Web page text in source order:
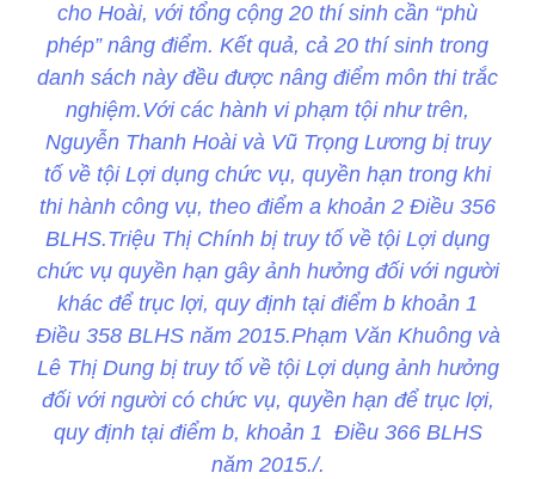
cho Hoài, với tổng cộng 20 thí sinh cần “phù
phép” nâng điểm. Kết quả, cả 20 thí sinh trong
danh sách này đều được nâng điểm môn thi trắc
nghiệm.Với các hành vi phạm tội như trên,
Nguyễn Thanh Hoài và Vũ Trọng Lương bị truy
tố về tội Lợi dụng chức vụ, quyền hạn trong khi
thi hành công vụ, theo điểm a khoản 2 Điều 356
BLHS.Triệu Thị Chính bị truy tố về tội Lợi dụng
chức vụ quyền hạn gây ảnh hưởng đối với người
khác để trục lợi, quy định tại điểm b khoản 1
Điều 358 BLHS năm 2015.Phạm Văn Khuông và
Lê Thị Dung bị truy tố về tội Lợi dụng ảnh hưởng
đối với người có chức vụ, quyền hạn để trục lợi,
quy định tại điểm b, khoản 1 Điều 366 BLHS
năm 2015./.